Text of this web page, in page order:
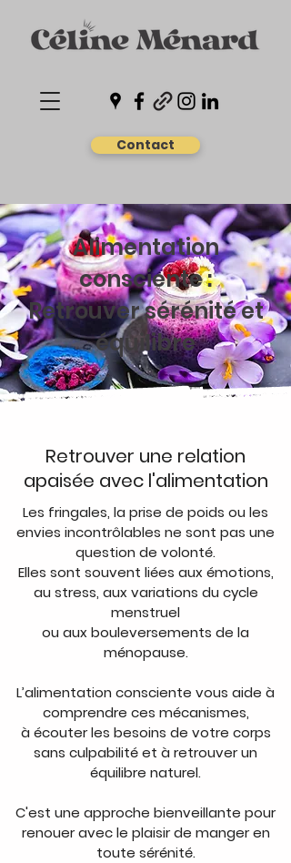
Contact
Alimentation
consciente :
Retrouver sérénité et
équilibre
Retrouver une relation
apaisée avec l'alimentation
Les fringales, la prise de poids ou les
envies incontrôlables ne sont pas une
question de volonté.
Elles sont souvent liées aux émotions,
au stress, aux variations du cycle
menstruel
ou aux bouleversements de la
ménopause.
L’alimentation consciente vous aide à
comprendre ces mécanismes,
à écouter les besoins de votre corps
sans culpabilité et à retrouver un
équilibre naturel.
C'est une approche bienveillante pour
renouer avec le plaisir de manger en
toute sérénité.